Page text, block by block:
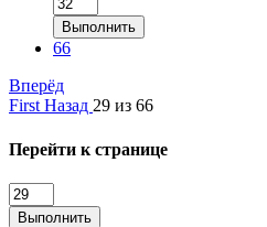
Выполнить
66
Вперёд
First Назад 29 из 66
Перейти к странице
Выполнить